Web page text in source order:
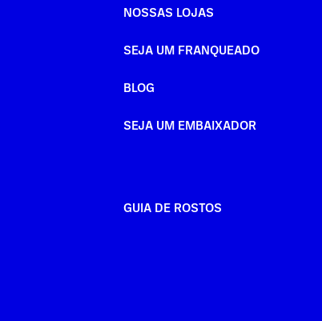
NOSSAS LOJAS
SEJA UM FRANQUEADO
BLOG
SEJA UM EMBAIXADOR
GUIA DE ROSTOS